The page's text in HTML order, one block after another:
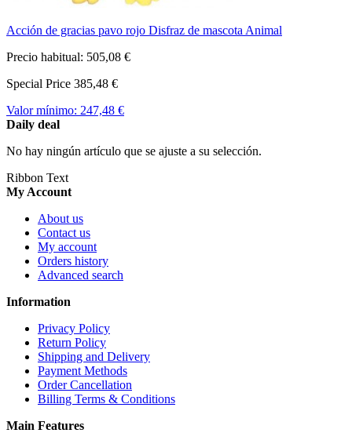
Acción de gracias pavo rojo Disfraz de mascota Animal
Precio habitual: 505,08 €
Special Price 385,48 €
Valor mínimo: 247,48 €
Daily deal
No hay ningún artículo que se ajuste a su selección.
Ribbon Text
My Account
About us
Contact us
My account
Orders history
Advanced search
Information
Privacy Policy
Return Policy
Shipping and Delivery
Payment Methods
Order Cancellation
Billing Terms & Conditions
Main Features